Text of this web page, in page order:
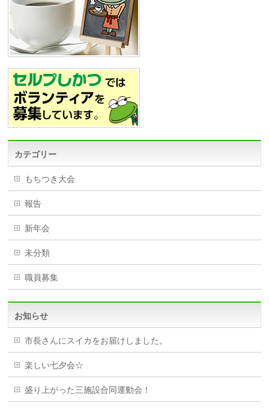
カテゴリー
もちつき大会
報告
新年会
未分類
職員募集
お知らせ
市長さんにスイカをお届けしました。
楽しい七夕会☆
盛り上がった三施設合同運動会！